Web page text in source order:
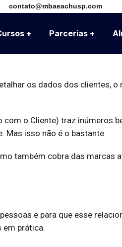
contato@mbaeachusp.com
Parcerias
os dados dos clientes,
com o Cliente) traz
Mas isso não é o bastante.
também cobra das
e para que esse
em prática.